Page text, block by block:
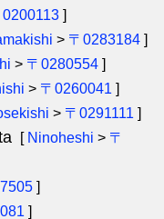
0200113 ]
> 〒0283184 ]
> 〒0280554 ]
> 〒0260041 ]
> 〒0291111 ]
[ Ninoheshi > 〒
]
]